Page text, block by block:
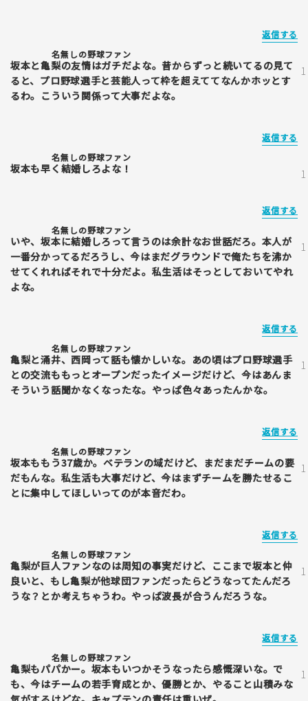
返信する
名無しの野球ファン
坂本と亀梨の友情はガチだよな。昔からずっと続いてるの見て
ると、プロ野球選手と芸能人って枠を超えててなんかホッとす
るわ。こういう関係って大事だよな。
返信する
名無しの野球ファン
坂本も早く結婚しろよな！
返信する
名無しの野球ファン
いや、坂本に結婚しろって言うのは余計なお世話だろ。本人が
一番分かってるだろうし、今はまだグラウンドで俺たちを沸か
せてくれればそれで十分だよ。私生活はそっとしておいてやれ
よな。
返信する
名無しの野球ファン
亀梨と涌井、西岡って話も懐かしいな。あの頃はプロ野球選手
との交流ももっとオープンだったイメージだけど、今はあんま
そういう話聞かなくなったな。やっぱ色々あったんかな。
返信する
名無しの野球ファン
坂本ももう37歳か。ベテランの域だけど、まだまだチームの要
だもんな。私生活も大事だけど、今はまずチームを勝たせるこ
とに集中してほしいってのが本音だわ。
返信する
名無しの野球ファン
亀梨が巨人ファンなのは周知の事実だけど、ここまで坂本と仲
良いと、もし亀梨が他球団ファンだったらどうなってたんだろ
うな？とか考えちゃうわ。やっぱ波長が合うんだろうな。
返信する
名無しの野球ファン
亀梨もパパかー。坂本もいつかそうなったら感慨深いな。で
も、今はチームの若手育成とか、優勝とか、やること山積みな